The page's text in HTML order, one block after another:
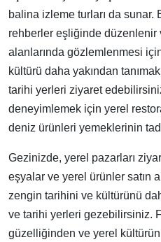
balina izleme turları da
rehberler eşliğinde düzenlenir
alanlarında gözlemlenmesi
kültürü daha yakından
tarihi yerleri ziyaret
deneyimlemek için yerel
deniz ürünleri yemeklerinin
Gezinizde, yerel pazarları
eşyalar ve yerel ürünler satın
zengin tarihini ve kültürünü
ve tarihi yerleri gezebilirsiniz.
güzelliğinden ve yerel